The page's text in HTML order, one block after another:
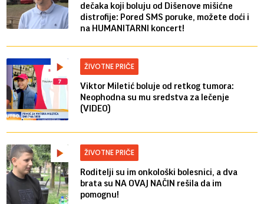
dečaka koji boluju od Dišenove mišićne
distrofije: Pored SMS poruke, možete doći i
na HUMANITARNI koncert!
ŽIVOTNE PRIČE
Viktor Miletić boluje od retkog tumora:
Neophodna su mu sredstva za lečenje
(VIDEO)
ŽIVOTNE PRIČE
Roditelji su im onkološki bolesnici, a dva
brata su NA OVAJ NAČIN rešila da im
pomognu!